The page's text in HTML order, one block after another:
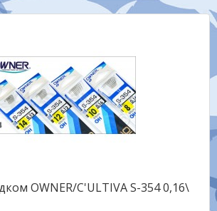
OWNER/C'ULTIVA S-354 0,16\